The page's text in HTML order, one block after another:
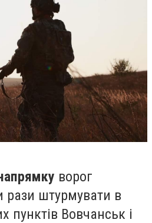
ворог
рази штурмувати в
пунктів Вовчанськ і